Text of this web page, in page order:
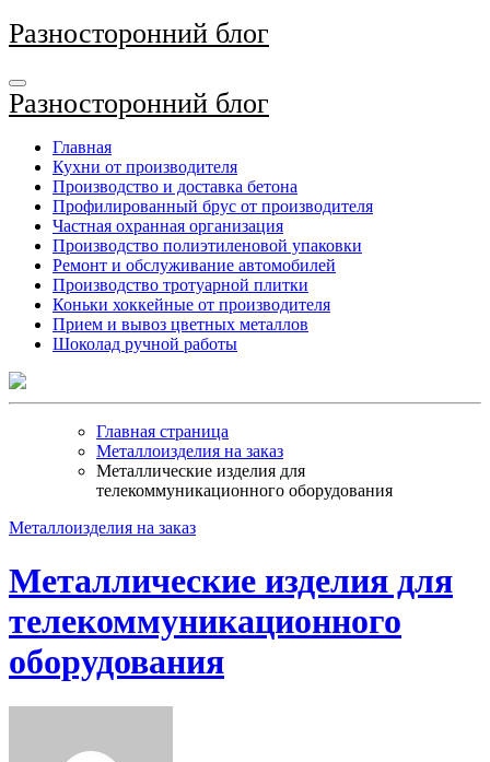
Перейти
к
Разносторонний блог
Разносторонний блог
Главная
Кухни от производителя
Производство и доставка бетона
Профилированный брус от производителя
Частная охранная организация
Производство полиэтиленовой упаковки
Ремонт и обслуживание автомобилей
Производство тротуарной плитки
Коньки хоккейные от производителя
Прием и вывоз цветных металлов
Шоколад ручной работы
Главная страница
Металлоизделия на заказ
Металлические изделия для
телекоммуникационного оборудования
Металлоизделия на заказ
Металлические изделия для
телекоммуникационного
оборудования